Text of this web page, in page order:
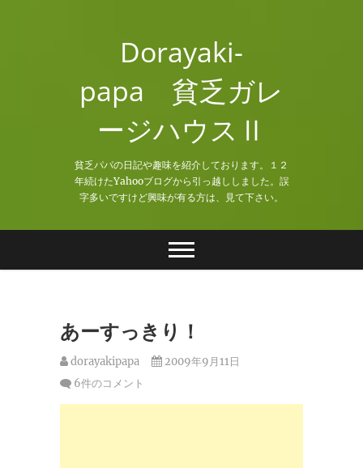
Dorayaki-
papa 貧乏ガレ
ージハウスⅡ
貧乏パパの日記や趣味を紹介しております。１２
年続けたYahooブログから引っ越ししました。誤
字多いですけど興味が有る方は、見て下さい。
あーすっきり！
dorayakipapa
2009年9月11日
6件のコメント